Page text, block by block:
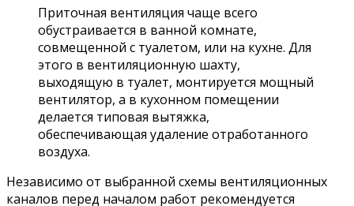
Приточная вентиляция чаще всего
обустраивается в ванной комнате,
совмещенной с туалетом, или на кухне. Для
этого в вентиляционную шахту,
выходящую в туалет, монтируется мощный
вентилятор, а в кухонном помещении
делается типовая вытяжка,
обеспечивающая удаление отработанного
воздуха.
Независимо от выбранной схемы вентиляционных
каналов перед началом работ рекомендуется